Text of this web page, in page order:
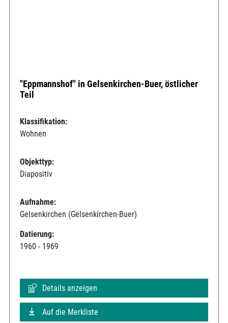
"Eppmannshof" in Gelsenkirchen-Buer, östlicher
Teil
Klassifikation:
Wohnen
Objekttyp:
Diapositiv
Aufnahme:
Gelsenkirchen (Gelsenkirchen-Buer)
Datierung:
1960 - 1969
Details anzeigen
Auf die Merkliste